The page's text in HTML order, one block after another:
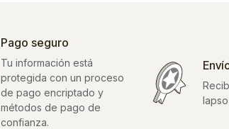
Pago seguro
Tu información está
protegida con un proceso
de pago encriptado y
métodos de pago de
confianza.